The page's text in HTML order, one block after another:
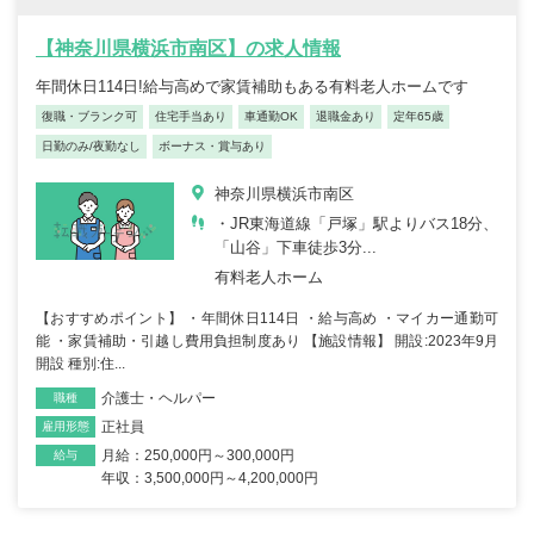
【神奈川県横浜市南区】の求人情報
年間休日114日!給与高めで家賃補助もある有料老人ホームです
復職・ブランク可 住宅手当あり 車通勤OK 退職金あり 定年65歳
日勤のみ/夜勤なし ボーナス・賞与あり
神奈川県横浜市南区
・JR東海道線「戸塚」駅よりバス18分、
「山谷」下車徒歩3分...
有料老人ホーム
【おすすめポイント】 ・年間休日114日 ・給与高め ・マイカー通勤可
能 ・家賃補助・引越し費用負担制度あり 【施設情報】 開設:2023年9月
開設 種別:住...
職種 介護士・ヘルパー
雇用形態 正社員
給与
月給：250,000円～300,000円
年収：3,500,000円～4,200,000円